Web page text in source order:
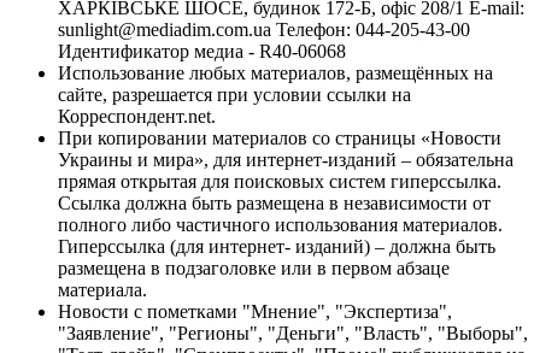
ХАРКІВСЬКЕ ШОСЕ, будинок 172-Б, офіс 208/1 E-mail:
sunlight@mediadim.com.ua Телефон: 044-205-43-00
Идентификатор медиа - R40-06068
Использование любых материалов, размещённых на
сайте, разрешается при условии ссылки на
Корреспондент.net.
При копировании материалов со страницы «Новости
Украины и мира», для интернет-изданий – обязательна
прямая открытая для поисковых систем гиперссылка.
Ссылка должна быть размещена в независимости от
полного либо частичного использования материалов.
Гиперссылка (для интернет- изданий) – должна быть
размещена в подзаголовке или в первом абзаце
материала.
Новости с пометками "Мнение", "Экспертиза",
"Заявление", "Регионы", "Деньги", "Власть", "Выборы",